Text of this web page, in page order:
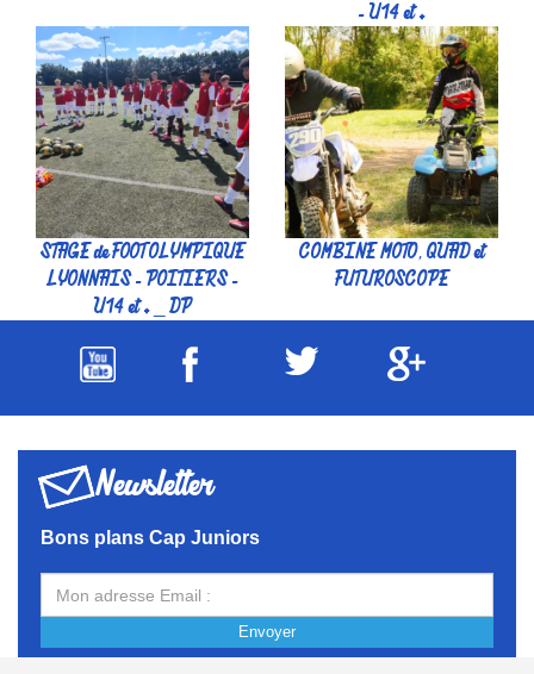
- U14 et +
STAGE de FOOT OLYMPIQUE
LYONNAIS - POITIERS -
U14 et + _ DP
COMBINE MOTO, QUAD et
FUTUROSCOPE
Newsletter
Bons plans Cap Juniors
Envoyer